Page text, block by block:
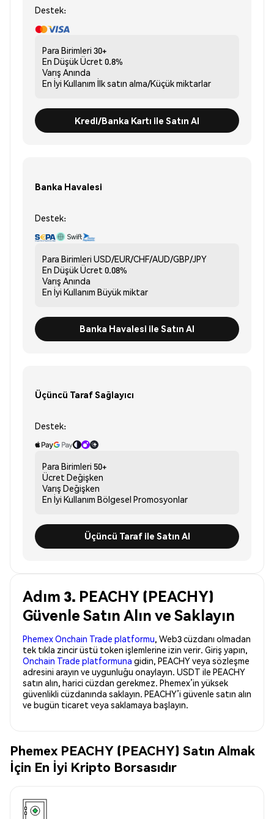
Destek:
Para Birimleri 30+
En Düşük Ücret 0.8%
Varış Anında
En İyi Kullanım İlk satın alma/Küçük miktarlar
Kredi/Banka Kartı ile Satın Al
Banka Havalesi
Destek:
Para Birimleri USD/EUR/CHF/AUD/GBP/JPY
En Düşük Ücret 0.08%
Varış Anında
En İyi Kullanım Büyük miktar
Banka Havalesi ile Satın Al
Üçüncü Taraf Sağlayıcı
Destek:
Para Birimleri 50+
Ücret Değişken
Varış Değişken
En İyi Kullanım Bölgesel Promosyonlar
Üçüncü Taraf ile Satın Al
Adım 3. PEACHY (PEACHY)
Güvenle Satın Alın ve Saklayın
Phemex Onchain Trade platformu, Web3 cüzdanı olmadan
tek tıkla zincir üstü token işlemlerine izin verir. Giriş yapın,
Onchain Trade platformuna gidin, PEACHY veya sözleşme
adresini arayın ve uygunluğu onaylayın. USDT ile PEACHY
satın alın, harici cüzdan gerekmez. Phemex’in yüksek
güvenlikli cüzdanında saklayın. PEACHY’i güvenle satın alın
ve bugün ticaret veya saklamaya başlayın.
Phemex PEACHY (PEACHY) Satın Almak
İçin En İyi Kripto Borsasıdır